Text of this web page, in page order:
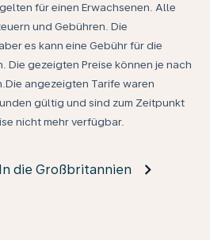
für einen Erwachsenen. Alle
und Gebühren. Die
es kann eine Gebühr für die
Die gezeigten Preise können je nach
angezeigten Tarife waren
gültig und sind zum Zeitpunkt
nicht mehr verfügbar.
In die Großbritannien